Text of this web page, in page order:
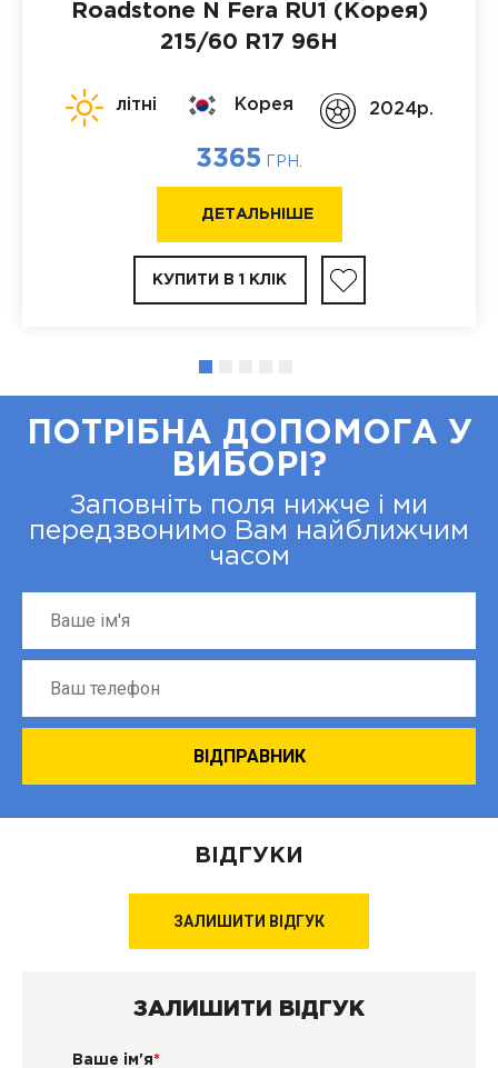
Roadstone N Fera RU1 (Корея)
215/60 R17 96H
літні Корея 2024p.
3365 ГРН.
ДЕТАЛЬНІШЕ
КУПИТИ В 1 КЛІК
ПОТРІБНА ДОПОМОГА У
ВИБОРІ?
Заповніть поля нижче і ми
передзвонимо Вам найближчим
часом
ВІДГУКИ
ЗАЛИШИТИ ВІДГУК
ЗАЛИШИТИ ВІДГУК
Ваше ім'я*